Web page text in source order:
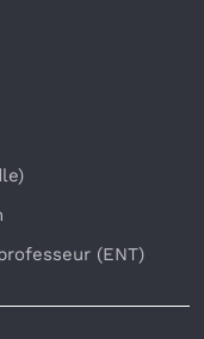
(ENT)